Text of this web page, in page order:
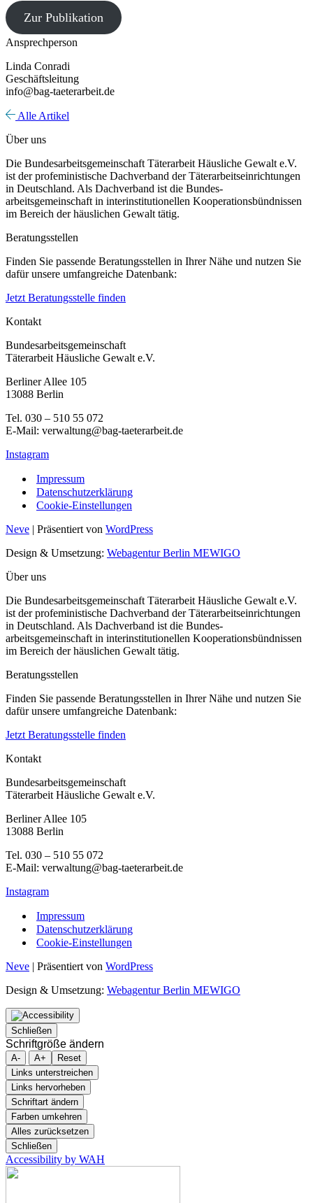
Zur Publikation
Ansprechperson
Linda Conradi
Geschäftsleitung
info@bag-taeterarbeit.de
Alle Artikel
Über uns
Die Bundesarbeitsgemeinschaft Täterarbeit Häusliche Gewalt e.V.
ist der profeministische Dachverband der Täterarbeitseinrichtungen
in Deutschland. Als Dachverband ist die Bundes-
arbeitsgemeinschaft in interinstitutionellen Kooperationsbündnissen
im Bereich der häuslichen Gewalt tätig.
Beratungsstellen
Finden Sie passende Beratungsstellen in Ihrer Nähe und nutzen Sie
dafür unsere umfangreiche Datenbank:
Jetzt Beratungsstelle finden
Kontakt
Bundesarbeitsgemeinschaft
Täterarbeit Häusliche Gewalt e.V.
Berliner Allee 105
13088 Berlin
Tel. 030 – 510 55 072
E-Mail: verwaltung@bag-taeterarbeit.de
Instagram
Impressum
Datenschutzerklärung
Cookie-Einstellungen
Neve | Präsentiert von WordPress
Design & Umsetzung: Webagentur Berlin MEWIGO
Über uns
Die Bundesarbeitsgemeinschaft Täterarbeit Häusliche Gewalt e.V.
ist der profeministische Dachverband der Täterarbeitseinrichtungen
in Deutschland. Als Dachverband ist die Bundes-
arbeitsgemeinschaft in interinstitutionellen Kooperationsbündnissen
im Bereich der häuslichen Gewalt tätig.
Beratungsstellen
Finden Sie passende Beratungsstellen in Ihrer Nähe und nutzen Sie
dafür unsere umfangreiche Datenbank:
Jetzt Beratungsstelle finden
Kontakt
Bundesarbeitsgemeinschaft
Täterarbeit Häusliche Gewalt e.V.
Berliner Allee 105
13088 Berlin
Tel. 030 – 510 55 072
E-Mail: verwaltung@bag-taeterarbeit.de
Instagram
Impressum
Datenschutzerklärung
Cookie-Einstellungen
Neve | Präsentiert von WordPress
Design & Umsetzung: Webagentur Berlin MEWIGO
Schließen
Schriftgröße ändern
A- A+
Reset
Links unterstreichen
Links hervorheben
Schriftart ändern
Farben umkehren
Alles zurücksetzen
Schließen
Accessibility by WAH